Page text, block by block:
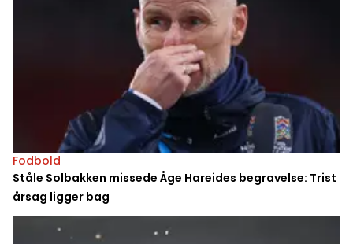
Fodbold
Ståle Solbakken missede Åge Hareides begravelse: Trist
årsag ligger bag